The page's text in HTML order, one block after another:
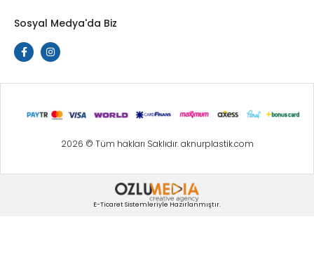
Sosyal Medya'da Biz
2026 © Tüm hakları Saklıdır. aknurplastik.com
E-Ticaret Sistemleriyle Hazırlanmıştır.